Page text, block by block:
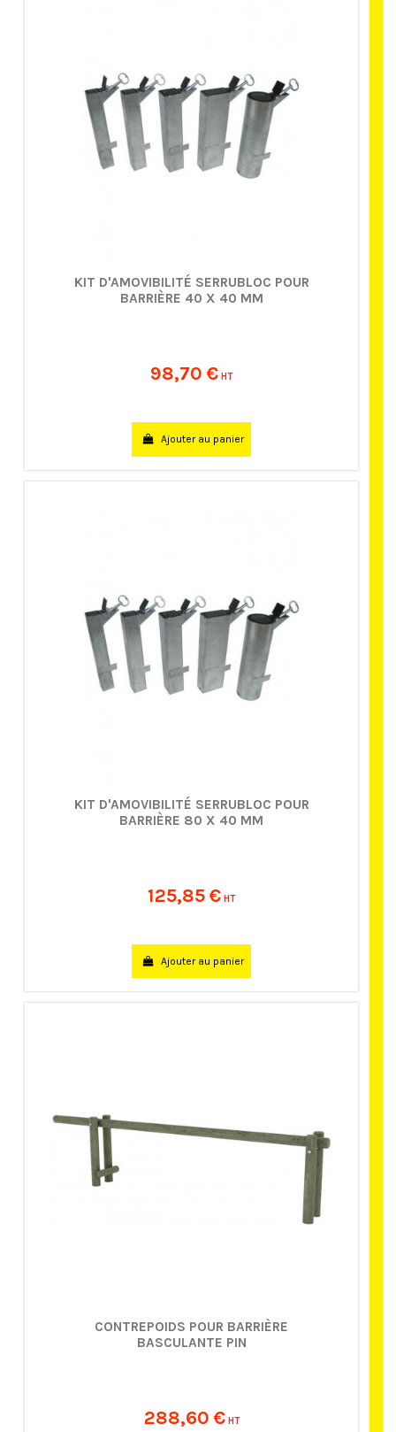
KIT D'AMOVIBILITÉ SERRUBLOC POUR
BARRIÈRE 40 X 40 MM
98,70 € HT
Ajouter au panier
KIT D'AMOVIBILITÉ SERRUBLOC POUR
BARRIÈRE 80 X 40 MM
125,85 € HT
Ajouter au panier
CONTREPOIDS POUR BARRIÈRE
BASCULANTE PIN
288,60 € HT